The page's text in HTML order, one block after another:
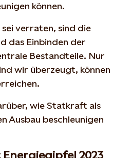
können.
verraten, sind die
das Einbinden der
Bestandteile. Nur
wir überzeugt, können
wie Statkraft als
Ausbau beschleunigen
2023